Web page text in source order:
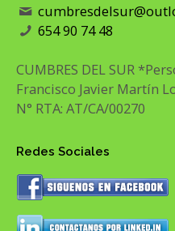
654 90 74 48
CUMBRES DEL SUR
Francisco Javier Martín
N° RTA: AT/CA/00270
Redes Sociales